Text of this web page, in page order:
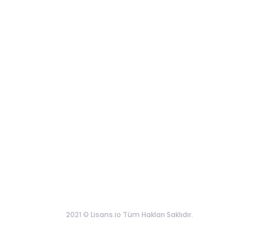
2021 © Lisans.io Tüm Hakları Saklıdır.